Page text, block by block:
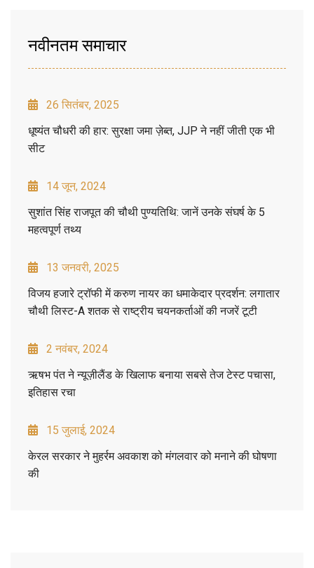
नवीनतम समाचार
26 सितंबर, 2025
धूष्यंत चौधरी की हार: सुरक्षा जमा ज़ेब्त, JJP ने नहीं जीती एक भी
सीट
14 जून, 2024
सुशांत सिंह राजपूत की चौथी पुण्यतिथि: जानें उनके संघर्ष के 5
महत्वपूर्ण तथ्य
13 जनवरी, 2025
विजय हजारे ट्रॉफी में करुण नायर का धमाकेदार प्रदर्शन: लगातार
चौथी लिस्ट-A शतक से राष्ट्रीय चयनकर्ताओं की नजरें टूटी
2 नवंबर, 2024
ऋषभ पंत ने न्यूज़ीलैंड के खिलाफ बनाया सबसे तेज टेस्ट पचासा,
इतिहास रचा
15 जुलाई, 2024
केरल सरकार ने मुहर्रम अवकाश को मंगलवार को मनाने की घोषणा
की